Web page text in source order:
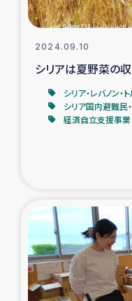
トルコに
インドネシア中部
スリランカ ムラ
スリラ
スリランカの南北女
2024.09.10
シリアは夏野菜の
シリア・レバノン・
シリア国内避難民
経済自立支援事業